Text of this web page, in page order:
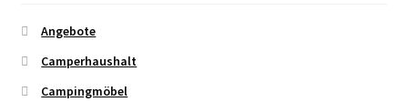
Angebote
Camperhaushalt
Campingmöbel